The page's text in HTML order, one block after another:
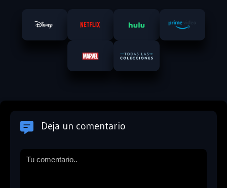
Deja un comentario